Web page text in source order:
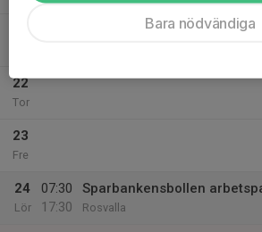
22
Tor
23
Fre
24
Lör
07:30
17:30
Sparbankensbollen
Rosvalla
Bara nödvändiga